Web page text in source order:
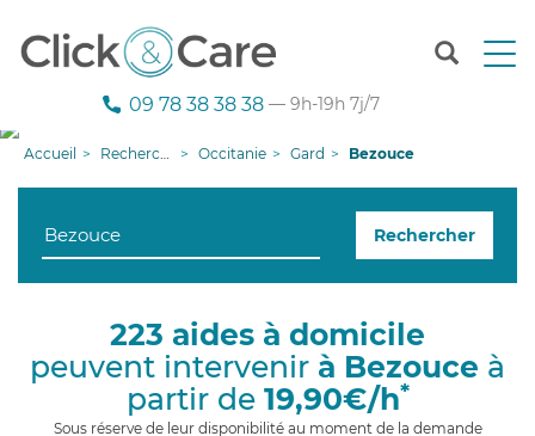
T
n
g
i
09 78 38 38 38 — 9h-19h 7j/7
Accueil Recherche aide à domicile Occitanie Gard Bezouce
Rechercher
223 aides à domicile
peuvent intervenir à Bezouce à
partir de 19,90€/h*
Sous réserve de leur disponibilité au moment de la demande